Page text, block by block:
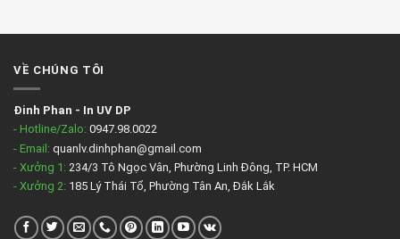
VỀ CHÚNG TÔI
Đinh Phan - In UV DP
- Hotline/Zalo: 0947.98.0022
- Email: quanlv.dinhphan@gmail.com
- Xưởng 1: 234/3 Tô Ngọc Vân, Phường Linh Đông, TP. HCM
- Xưởng 2: 185 Lý Thái Tổ, Phường Tân An, Đắk Lắk